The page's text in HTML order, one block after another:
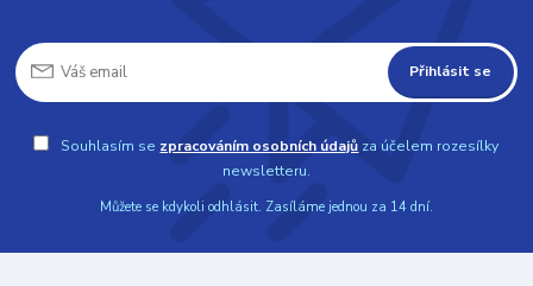
Přihlásit se
Souhlasím se zpracováním osobních údajů za účelem rozesílky
newsletteru.
Můžete se kdykoli odhlásit. Zasíláme jednou za 14 dní.